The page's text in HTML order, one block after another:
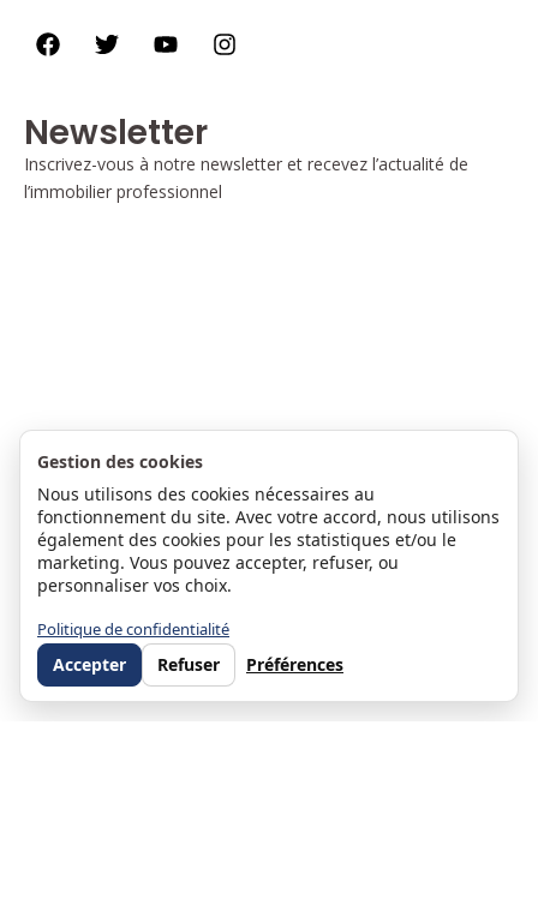
Newsletter
Inscrivez-vous à notre newsletter et recevez l’actualité de
l’immobilier professionnel
Gestion des cookies
Nous utilisons des cookies nécessaires au
fonctionnement du site. Avec votre accord, nous utilisons
également des cookies pour les statistiques et/ou le
marketing. Vous pouvez accepter, refuser, ou
personnaliser vos choix.
Politique de confidentialité
Accepter Refuser Préférences